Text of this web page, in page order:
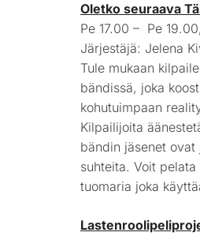
Oletko seuraava
Pe 17.00 – Pe
Järjestäjä: Jelena
Tule mukaan
bändissä, joka
kohutuimpaan
Kilpailijoita
bändin jäsenet
suhteita. Voit
tuomaria joka